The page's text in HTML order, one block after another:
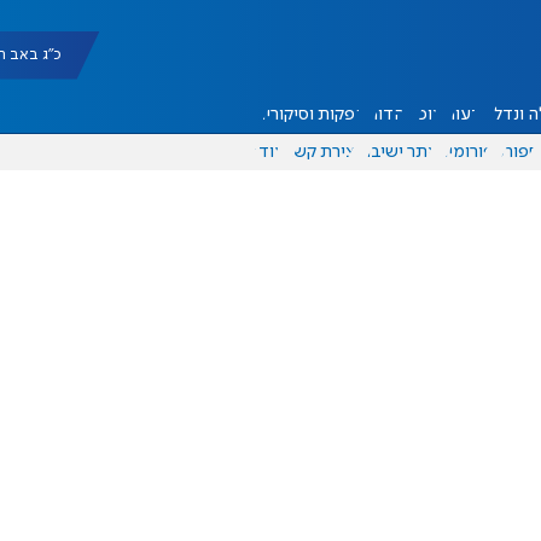
כ"ג באב תשפ"ו
ונדל"ן דעות אוכל יהדות הפקות וסיקורים
ספורט פורומים אתר ישיבה יצירת קשר עוד